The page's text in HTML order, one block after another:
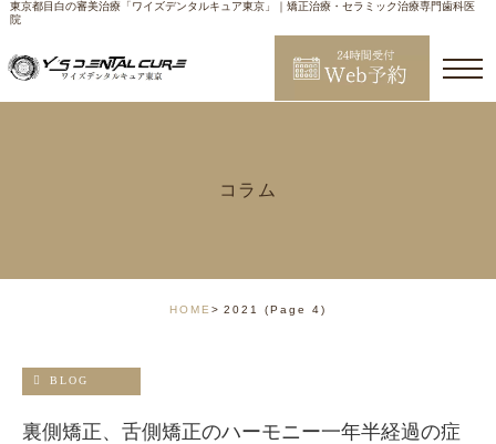
東京都目白の審美治療「ワイズデンタルキュア東京」｜矯正治療・セラミック治療専門歯科医
院
コラム
HOME 2021 (Page 4)
BLOG
裏側矯正、舌側矯正のハーモニー一年半経過の症